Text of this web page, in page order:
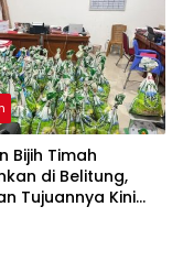
Bijih Timah
di Belitung,
Tujuannya Kini